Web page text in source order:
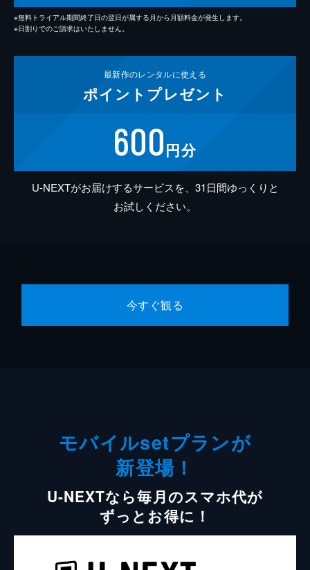
※無料トライアル期間終了日の翌日が属する月から月額料金が発生します。
※日割りでのご請求はいたしません。
最新作のレンタルに使える
ポイント プレゼント
600円分
U-NEXTがお届けするサービスを、31日間ゆっくりと
お試しください。
今すぐ観る
モバイルsetプランが
新登場！
U-NEXTなら毎月のスマホ代が
ずっとお得に！